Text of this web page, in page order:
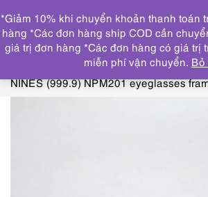
Trang chủ KÍNH MẮT
GỌNG KÍNH
5960-Gọng kính nam/nữ-Gần
NINES (999.9) NPM201 eyeglasses
*Giảm 10% khi chuyển khoản thanh toán
hàng *Các đơn hàng ship COD cần
giá trị đơn hàng *Các đơn hàng có giá trị
miễn phí vận chuyển. Bỏ